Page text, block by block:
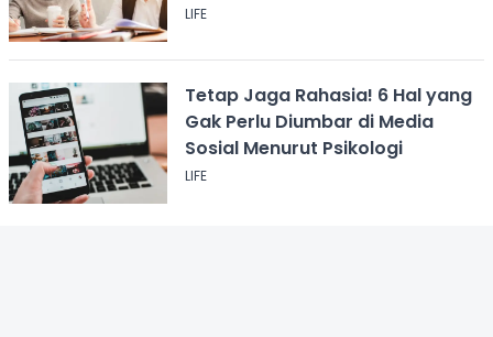
LIFE
Tetap Jaga Rahasia! 6 Hal yang
Gak Perlu Diumbar di Media
Sosial Menurut Psikologi
LIFE